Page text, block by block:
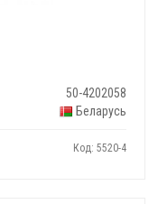
50-4202058
Беларусь
Код: 5520-4